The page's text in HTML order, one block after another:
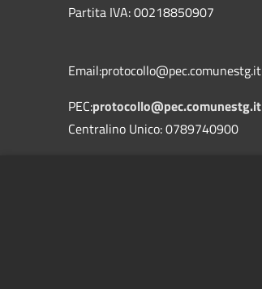
Partita IVA: 00218850907
Email:protocollo@pec.comunestg.it
PEC:protocollo@pec.comunestg.it
Centralino Unico: 0789740900